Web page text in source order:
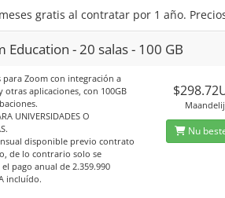
gratis al contratar por 1 año.
Education - 20 salas - 100 GB
para Zoom con integración a
otras aplicaciones, con 100GB
UNIVERSIDADES O
disponible previo contrato
de lo contrario solo se
pago anual de 2.359.990
incluído.
Nu